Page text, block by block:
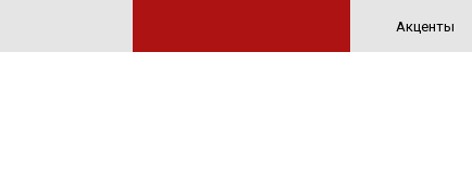
Акценты